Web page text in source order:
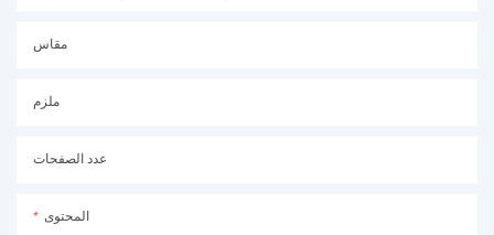
مقاس
ملزم
عدد الصفحات
المحتوى